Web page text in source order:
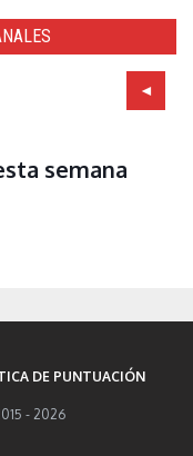
semana
DE PUNTUACIÓN
- 2026